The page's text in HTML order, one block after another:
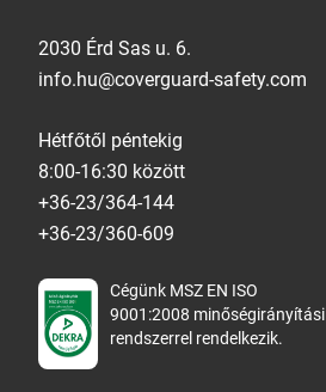
2030 Érd Sas u. 6.
info.hu@coverguard-safety.com
Hétfőtől péntekig
8:00-16:30 között
+36-23/364-144
+36-23/360-609
Cégünk MSZ EN ISO
9001:2008 minőségirányítási
rendszerrel rendelkezik.